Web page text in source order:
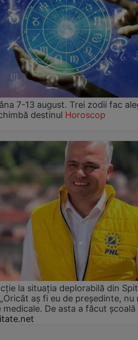
7-13 august. Trei zodii fac
destinul Horoscop
la situația deplorabilă din
aș fi eu de președinte, nu
De asta a făcut școală